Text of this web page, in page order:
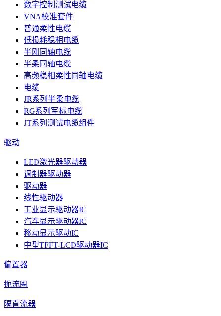
数字控制测试电缆
VNA校准套件
普通柔性电缆
低损耗稳相电缆
半刚同轴电缆
半柔同轴电缆
高频稳相柔性同轴电缆
电缆
JR系列半柔电缆
RG系列军标电缆
JT系列测试电缆组件
驱动
LED激光器驱动器
调制器驱动器
驱动器
线性驱动器
工业显示驱动器IC
汽车显示驱动器IC
移动显示驱动IC
中型TFFT-LCD驱动器IC
偏置器
扼流圈
隔直流器